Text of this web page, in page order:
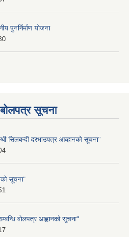
पुनर्निर्माण योजना
सूचना
सिलबन्दी दरभाउपत्र आव्हानको सूचना"
सूचना"
बोलपत्र आह्वानको सूचना"